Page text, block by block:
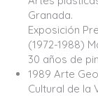
Granada.
Exposición
(1972-1988)
30 años de
1989 Arte
Cultural de la